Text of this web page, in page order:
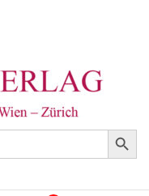
Search Button